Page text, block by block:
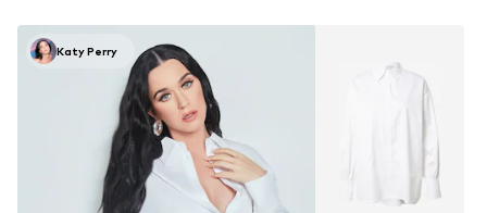
Katy Perry